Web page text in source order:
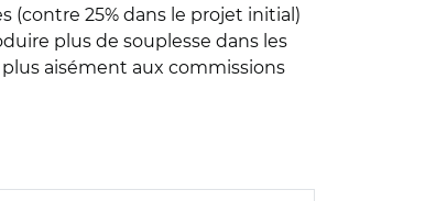
(contre 25% dans le projet initial)
plus de souplesse dans les
aisément aux commissions